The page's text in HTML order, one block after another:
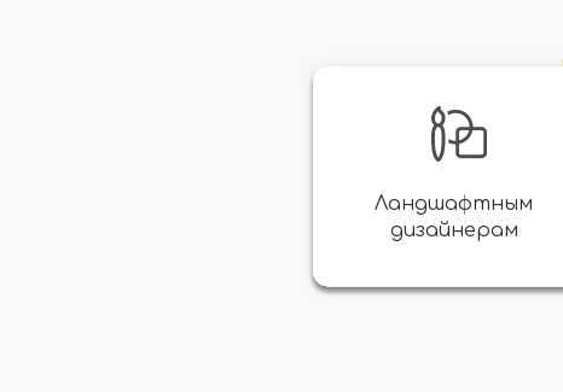
Ландшафтным
дизайнерам